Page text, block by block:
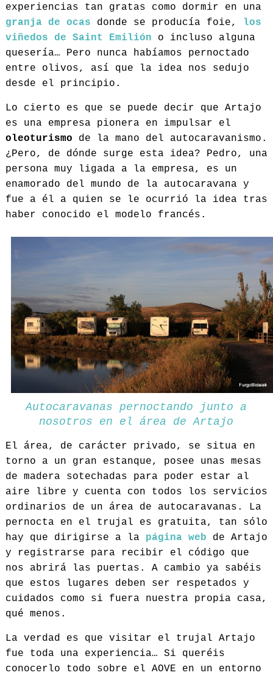
experiencias tan gratas como dormir en una
granja de ocas donde se producía foie, los
viñedos de Saint Emilión o incluso alguna
quesería… Pero nunca habíamos pernoctado
entre olivos, así que la idea nos sedujo
desde el principio.
Lo cierto es que se puede decir que Artajo
es una empresa pionera en impulsar el
oleoturismo de la mano del autocaravanismo.
¿Pero, de dónde surge esta idea? Pedro, una
persona muy ligada a la empresa, es un
enamorado del mundo de la autocaravana y
fue a él a quien se le ocurrió la idea tras
haber conocido el modelo francés.
Autocaravanas pernoctando junto a
nosotros en el área de Artajo
El área, de carácter privado, se situa en
torno a un gran estanque, posee unas mesas
de madera sotechadas para poder estar al
aire libre y cuenta con todos los servicios
ordinarios de un área de autocaravanas. La
pernocta en el trujal es gratuita, tan sólo
hay que dirigirse a la página web
de Artajo
y registrarse para recibir el código que
nos abrirá las puertas. A cambio ya sabéis
que estos lugares deben ser respetados y
cuidados como si fuera nuestra propia casa,
qué menos.
La verdad es que visitar el trujal Artajo
fue toda una experiencia… Si queréis
conocerlo todo sobre el AOVE en un entorno